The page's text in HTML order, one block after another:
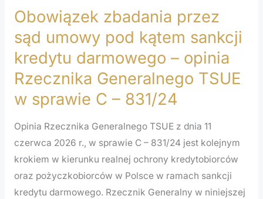
Obowiązek zbadania przez
sąd umowy pod kątem sankcji
kredytu darmowego – opinia
Rzecznika Generalnego TSUE
w sprawie C – 831/24
Opinia Rzecznika Generalnego TSUE z dnia 11
czerwca 2026 r., w sprawie C – 831/24 jest kolejnym
krokiem w kierunku realnej ochrony kredytobiorców
oraz pożyczkobiorców w Polsce w ramach sankcji
kredytu darmowego. Rzecznik Generalny w niniejszej
darmowego
–
opinia
Rzecznika
Generalnego
TSUE
sprawie
C
–
831/24